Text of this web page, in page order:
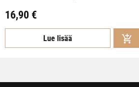
16,90 €
Lue lisää